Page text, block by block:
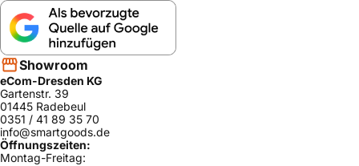
Showroom
eCom-Dresden KG
Gartenstr. 39
01445 Radebeul
0351 / 41 89 35 70
info@smartgoods.de
Öffnungszeiten:
Montag-Freitag: